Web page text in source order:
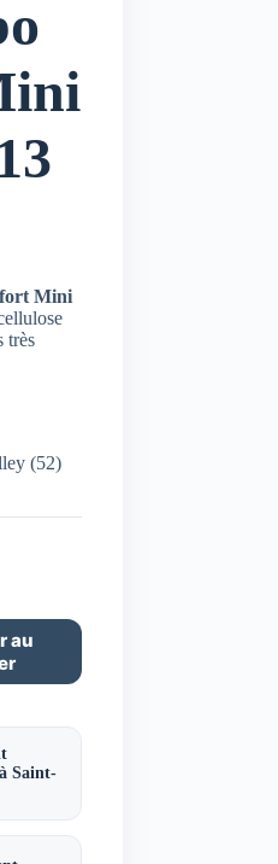
Mini
très
(52)
au
Saint-